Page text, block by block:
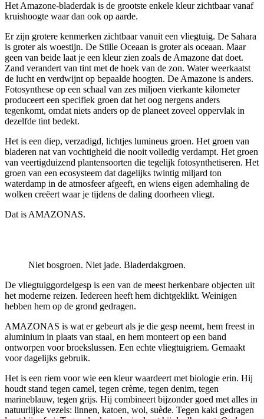
Het Amazone-bladerdak is de grootste enkele kleur zichtbaar vanaf
kruishoogte waar dan ook op aarde.
Er zijn grotere kenmerken zichtbaar vanuit een vliegtuig. De Sahara
is groter als woestijn. De Stille Oceaan is groter als oceaan. Maar
geen van beide laat je een kleur zien zoals de Amazone dat doet.
Zand verandert van tint met de hoek van de zon. Water weerkaatst
de lucht en verdwijnt op bepaalde hoogten. De Amazone is anders.
Fotosynthese op een schaal van zes miljoen vierkante kilometer
produceert een specifiek groen dat het oog nergens anders
tegenkomt, omdat niets anders op de planeet zoveel oppervlak in
dezelfde tint bedekt.
Het is een diep, verzadigd, lichtjes lumineus groen. Het groen van
bladeren nat van vochtigheid die nooit volledig verdampt. Het groen
van veertigduizend plantensoorten die tegelijk fotosynthetiseren. Het
groen van een ecosysteem dat dagelijks twintig miljard ton
waterdamp in de atmosfeer afgeeft, en wiens eigen ademhaling de
wolken creëert waar je tijdens de daling doorheen vliegt.
Dat is AMAZONAS.
Niet bosgroen. Niet jade. Bladerdakgroen.
De vliegtuiggordelgesp is een van de meest herkenbare objecten uit
het moderne reizen. Iedereen heeft hem dichtgeklikt. Weinigen
hebben hem op de grond gedragen.
AMAZONAS is wat er gebeurt als je die gesp neemt, hem freest in
aluminium in plaats van staal, en hem monteert op een band
ontworpen voor broekslussen. Een echte vliegtuigriem. Gemaakt
voor dagelijks gebruik.
Het is een riem voor wie een kleur waardeert met biologie erin. Hij
houdt stand tegen camel, tegen crème, tegen denim, tegen
marineblauw, tegen grijs. Hij combineert bijzonder goed met alles in
natuurlijke vezels: linnen, katoen, wol, suède. Tegen kaki gedragen